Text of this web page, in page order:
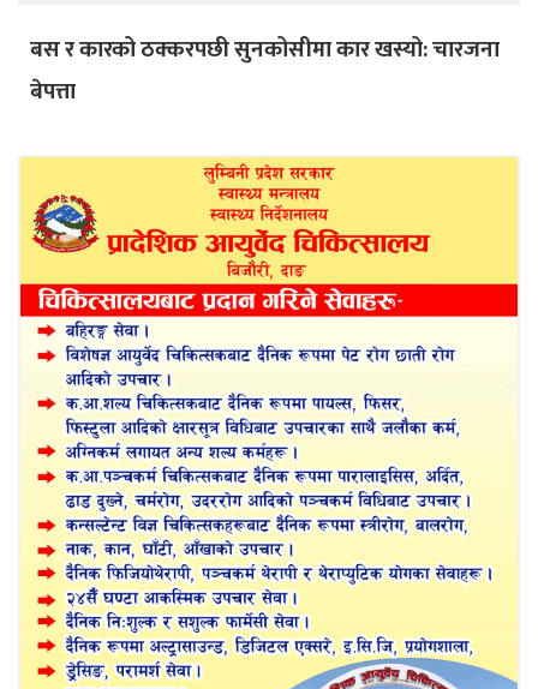
बस र कारको ठक्करपछी सुनकोसीमा कार खस्यो: चारजना
बेपत्ता